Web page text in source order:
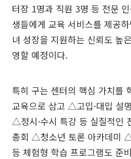
터장 1명과 직원 3명 등 전문
생들에게 교육 서비스를 제공
녀 성장을 지원하는 신뢰도 높
영할 예정이다.
특히 구는 센터의 핵심 가치를
교육으로 삼고 △고입·대입 설
△정시·수시 특강 등 실질적인
총회 △청소년 토론 아카데미
등 체험형 학습 프로그램도 준